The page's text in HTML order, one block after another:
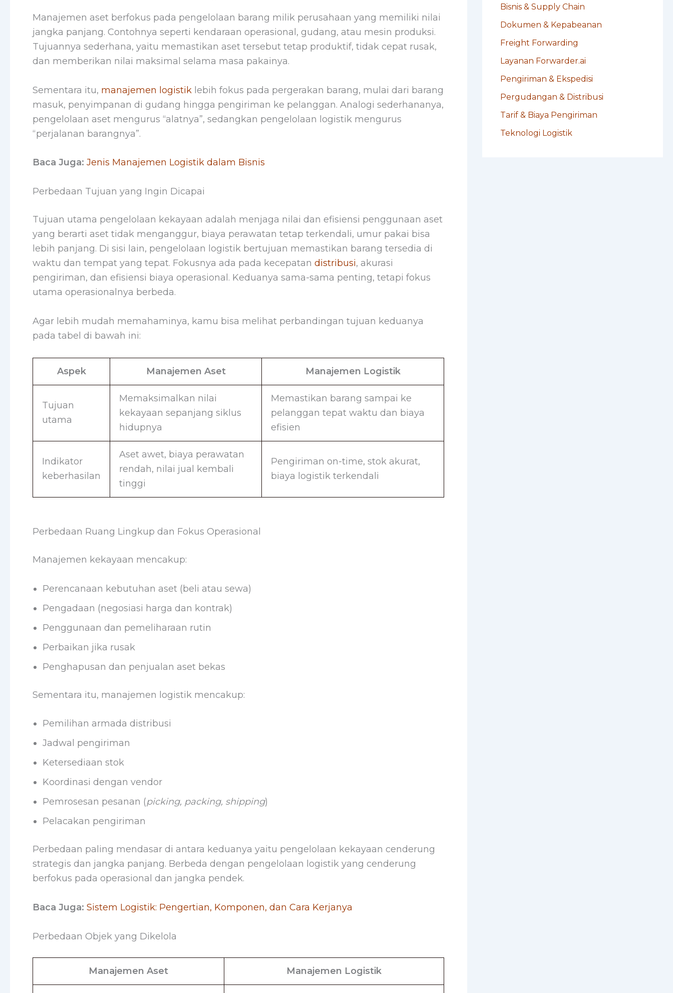
Manajemen aset berfokus pada pengelolaan barang milik perusahaan yang memiliki nilai
jangka panjang. Contohnya seperti kendaraan operasional, gudang, atau mesin produksi.
Tujuannya sederhana, yaitu memastikan aset tersebut tetap produktif, tidak cepat rusak,
dan memberikan nilai maksimal selama masa pakainya.
Sementara itu, manajemen logistik lebih fokus pada pergerakan barang, mulai dari barang
masuk, penyimpanan di gudang hingga pengiriman ke pelanggan. Analogi sederhananya,
pengelolaan aset mengurus “alatnya”, sedangkan pengelolaan logistik mengurus
“perjalanan barangnya”.
Baca Juga: Jenis Manajemen Logistik dalam Bisnis
Perbedaan Tujuan yang Ingin Dicapai
Tujuan utama pengelolaan kekayaan adalah menjaga nilai dan efisiensi penggunaan aset
yang berarti aset tidak menganggur, biaya perawatan tetap terkendali, umur pakai bisa
lebih panjang. Di sisi lain, pengelolaan logistik bertujuan memastikan barang tersedia di
waktu dan tempat yang tepat. Fokusnya ada pada kecepatan distribusi, akurasi
pengiriman, dan efisiensi biaya operasional. Keduanya sama-sama penting, tetapi fokus
utama operasionalnya berbeda.
Agar lebih mudah memahaminya, kamu bisa melihat perbandingan tujuan keduanya
pada tabel di bawah ini:
Aspek Manajemen Aset Manajemen Logistik
Tujuan
utama
Memaksimalkan nilai
kekayaan sepanjang siklus
hidupnya
Memastikan barang sampai ke
pelanggan tepat waktu dan biaya
efisien
Indikator
keberhasilan
Aset awet, biaya perawatan
rendah, nilai jual kembali
tinggi
Pengiriman on-time, stok akurat,
biaya logistik terkendali
Perbedaan Ruang Lingkup dan Fokus Operasional
Manajemen kekayaan mencakup:
Perencanaan kebutuhan aset (beli atau sewa)
Pengadaan (negosiasi harga dan kontrak)
Penggunaan dan pemeliharaan rutin
Perbaikan jika rusak
Penghapusan dan penjualan aset bekas
Sementara itu, manajemen logistik mencakup:
Pemilihan armada distribusi
Jadwal pengiriman
Ketersediaan stok
Koordinasi dengan vendor
Pemrosesan pesanan (picking, packing, shipping)
Pelacakan pengiriman
Perbedaan paling mendasar di antara keduanya yaitu pengelolaan kekayaan cenderung
strategis dan jangka panjang. Berbeda dengan pengelolaan logistik yang cenderung
berfokus pada operasional dan jangka pendek.
Baca Juga: Sistem Logistik: Pengertian, Komponen, dan Cara Kerjanya
Perbedaan Objek yang Dikelola
Manajemen Aset Manajemen Logistik
Bisnis & Supply Chain
Dokumen & Kepabeanan
Freight Forwarding
Layanan Forwarder.ai
Pengiriman & Ekspedisi
Pergudangan & Distribusi
Tarif & Biaya Pengiriman
Teknologi Logistik